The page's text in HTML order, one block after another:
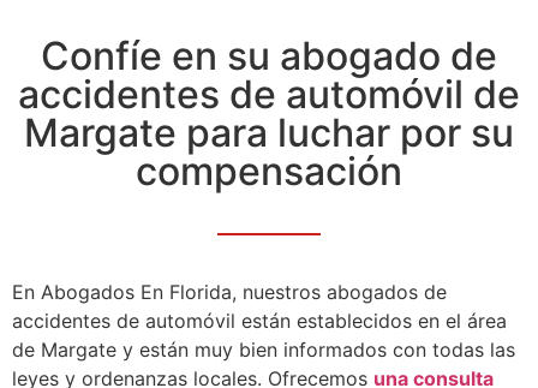
Confíe en su abogado de
accidentes de automóvil de
Margate para luchar por su
compensación
En Abogados En Florida, nuestros abogados de
accidentes de automóvil están establecidos en el área
de Margate y están muy bien informados con todas las
leyes y ordenanzas locales. Ofrecemos una consulta